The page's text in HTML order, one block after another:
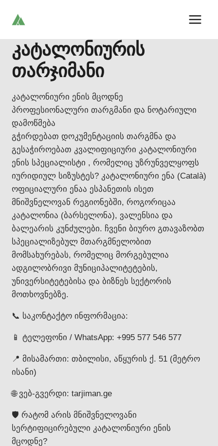
კატალონიურის
თარჯიმანი
კატალონიური ენის მცოდნე
პროფესიონალური თარგმანი და ნოტარიული
დამოწმება
გჭირდებათ დოკუმენტაციის თარგმნა და
გესაჭიროებათ კვალიფიციური კატალონიური
ენის სპეციალისტი , რომელიც უზრუნველყოფს
იურიდიულ სიზუსტეს? კატალონიური ენა (Català)
ოფიციალური ენაა ესპანეთის ისეთ
მნიშვნელოვან რეგიონებში, როგორიცაა
კატალონია (ბარსელონა), ვალენსია და
ბალეარის კუნძულები. ჩვენი ბიურო გთავაზობთ
სპეციალიზებულ მთარგმნელობით
მომსახურებას, რომელიც მორგებულია
ადგილობრივი მუნიციპალიტეტების,
უნივერსიტეტებისა და ბიზნეს სექტორის
მოთხოვნებზე.
📞 საკონტაქტო ინფორმაცია:
📱 ტელეფონი / WhatsApp: +995 577 546 577
📍 მისამართი: თბილისი, აწყურის ქ. 51 (მეტრო
ისანი)
🌐 ვებ-გვერდი: tarjiman.ge
🛡️ რატომ არის მნიშვნელოვანი
სერტიფიცირებული კატალონიური ენის
მცოდნე?